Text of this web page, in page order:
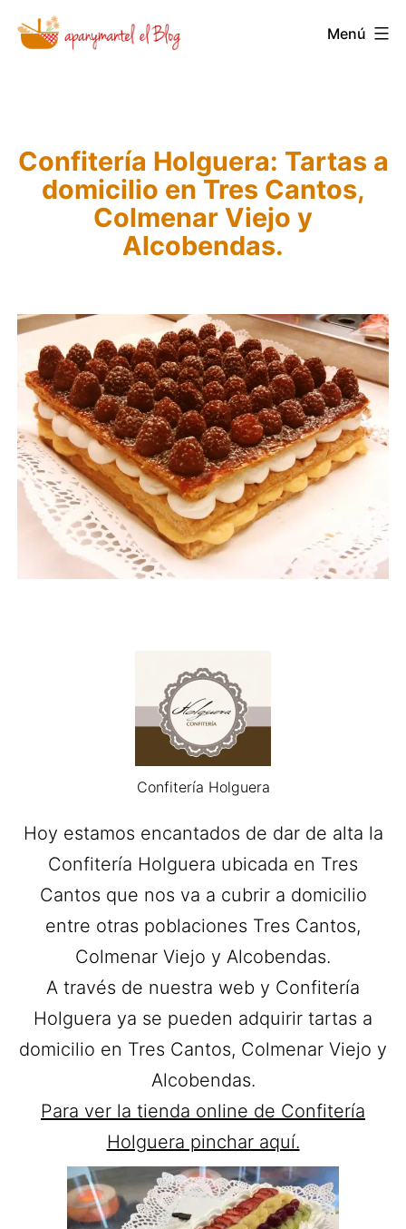
Saltar
Novedades
Apanymantel
Menú
Confitería Holguera: Tartas a
domicilio en Tres Cantos,
Colmenar Viejo y
Alcobendas.
Confitería Holguera
Hoy estamos encantados de dar de alta la
Confitería Holguera ubicada en Tres
Cantos que nos va a cubrir a domicilio
entre otras poblaciones Tres Cantos,
Colmenar Viejo y Alcobendas.
A través de nuestra web y Confitería
Holguera ya se pueden adquirir tartas a
domicilio en Tres Cantos, Colmenar Viejo y
Alcobendas.
Para ver la tienda online de Confitería
Holguera pinchar aquí.